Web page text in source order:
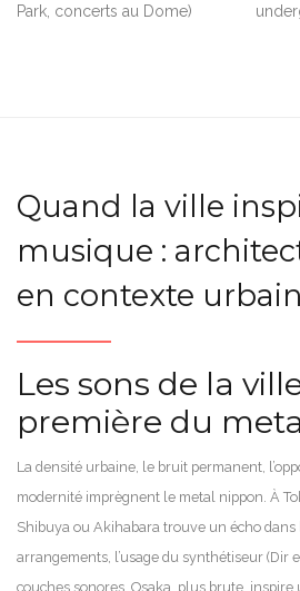
Park, concerts au Dome)
Quand la ville
musique :
en contexte urbain
Les sons de la
première du
La densité urbaine, le bruit permanent,
modernité imprègnent le metal nippon. À
Shibuya ou Akihabara trouve un écho dans
arrangements, l’usage du synthétiseur (Dir
couches sonores. Osaka, plus brute,